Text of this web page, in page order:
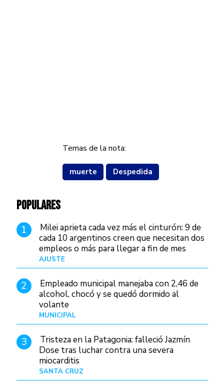
Temas de la nota:
muerte Despedida
POPULARES
1
Milei aprieta cada vez más el cinturón: 9 de
cada 10 argentinos creen que necesitan dos
empleos o más para llegar a fin de mes
AJUSTE
2
Empleado municipal manejaba con 2,46 de
alcohol, chocó y se quedó dormido al
volante
MUNICIPAL
3
Tristeza en la Patagonia: falleció Jazmín
Dose tras luchar contra una severa
miocarditis
SANTA CRUZ